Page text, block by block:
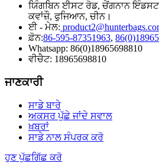
ਯਿੰਗਬਿਨ ਈਸਟ ਰੋਡ, ਚੇਂਗਨਾਨ
ਕਵਾਂਜ਼ੌ, ਫੁਜਿਆਨ, ਚੀਨ।
ਈ - ਮੇਲ:
ਫ਼ੋਨ:86-595-87351963,
Whatsapp: 86(0)18965698810
ਵੀਚੈਟ: 18965698810
ਜਾਣਕਾਰੀ
ਸਾਡੇ ਬਾਰੇ
ਅਕਸਰ ਪੁੱਛੇ ਜਾਂਦੇ ਸਵਾਲ
ਖ਼ਬਰਾਂ
ਸਾਡੇ ਨਾਲ ਸੰਪਰਕ ਕਰੋ
ਹੁਣ ਪੁੱਛਗਿੱਛ ਕਰੋ